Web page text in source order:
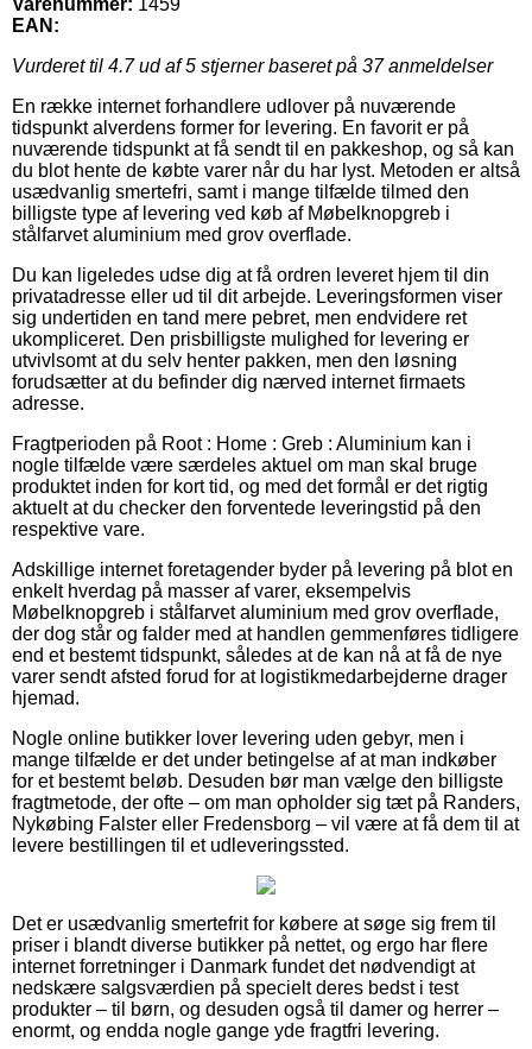
EAN:
Vurderet til 4.7ud af 5 stjerner baseret på 37anmeldelser
En række internet forhandlere udlover på nuværende
tidspunkt alverdens former for levering. En favorit er på
nuværende tidspunkt at få sendt til en pakkeshop, og så kan
du blot hente de købte varer når du har lyst. Metoden er altså
usædvanlig smertefri, samt i mange tilfælde tilmed den
billigste type af levering ved køb af Møbelknopgreb i
stålfarvet aluminium med grov overflade.
Du kan ligeledes udse dig at få ordren leveret hjem til din
privatadresse eller ud til dit arbejde. Leveringsformen viser
sig undertiden en tand mere pebret, men endvidere ret
ukompliceret. Den prisbilligste mulighed for levering er
utvivlsomt at du selv henter pakken, men den løsning
forudsætter at du befinder dig nærved internet firmaets
adresse.
Fragtperioden på Root : Home : Greb : Aluminium kan i
nogle tilfælde være særdeles aktuel om man skal bruge
produktet inden for kort tid, og med det formål er det rigtig
aktuelt at du checker den forventede leveringstid på den
respektive vare.
Adskillige internet foretagender byder på levering på blot en
enkelt hverdag på masser af varer, eksempelvis
Møbelknopgreb i stålfarvet aluminium med grov overflade,
der dog står og falder med at handlen gemmenføres tidligere
end et bestemt tidspunkt, således at de kan nå at få de nye
varer sendt afsted forud for at logistikmedarbejderne drager
hjemad.
Nogle online butikker lover levering uden gebyr, men i
mange tilfælde er det under betingelse af at man indkøber
for et bestemt beløb. Desuden bør man vælge den billigste
fragtmetode, der ofte – om man opholder sig tæt på Randers,
Nykøbing Falster eller Fredensborg – vil være at få dem til at
levere bestillingen til et udleveringssted.
Det er usædvanlig smertefrit for købere at søge sig frem til
priser i blandt diverse butikker på nettet, og ergo har flere
internet forretninger i Danmark fundet det nødvendigt at
nedskære salgsværdien på specielt deres bedst i test
produkter – til børn, og desuden også til damer og herrer –
enormt, og endda nogle gange yde fragtfri levering.